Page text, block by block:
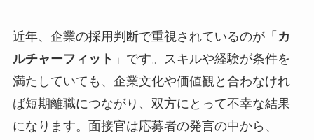
近年、企業の採用判断で重視されているのが「 カ
ルチャーフィット 」です。スキルや経験が条件を
満たしていても、企業文化や価値観と合わなけれ
ば短期離職につながり、双方にとって不幸な結果
になります。面接官は応募者の発言の中から、